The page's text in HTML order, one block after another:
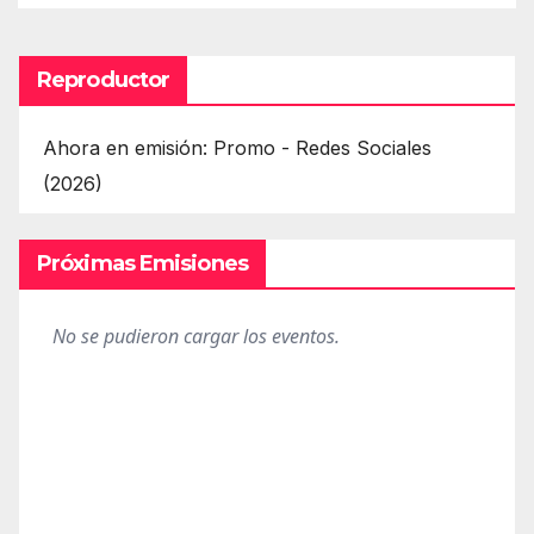
Reproductor
Ahora en emisión: Promo - Redes Sociales
(2026)
Próximas Emisiones